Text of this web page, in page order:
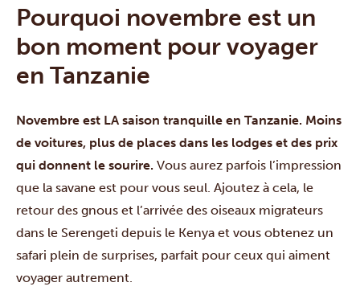
Pourquoi novembre est un
bon moment pour voyager
en Tanzanie
Novembre est LA saison tranquille en Tanzanie. Moins
de voitures, plus de places dans les lodges et des prix
qui donnent le sourire. Vous aurez parfois l’impression
que la savane est pour vous seul. Ajoutez à cela, le
retour des gnous et l’arrivée des oiseaux migrateurs
dans le Serengeti depuis le Kenya et vous obtenez un
safari plein de surprises, parfait pour ceux qui aiment
voyager autrement.